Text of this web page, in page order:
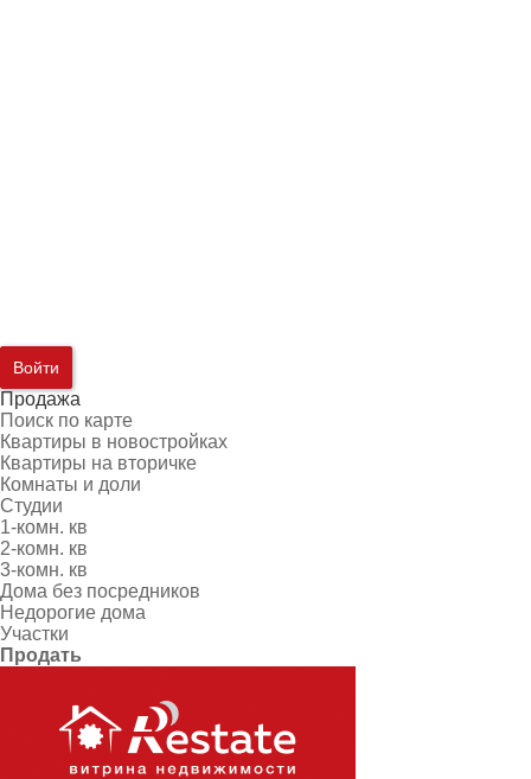
Войти
Продажа
Поиск по карте
Квартиры в новостройках
Квартиры на вторичке
Комнаты и доли
Студии
1-комн. кв
2-комн. кв
3-комн. кв
Дома без посредников
Недорогие дома
Участки
Продать